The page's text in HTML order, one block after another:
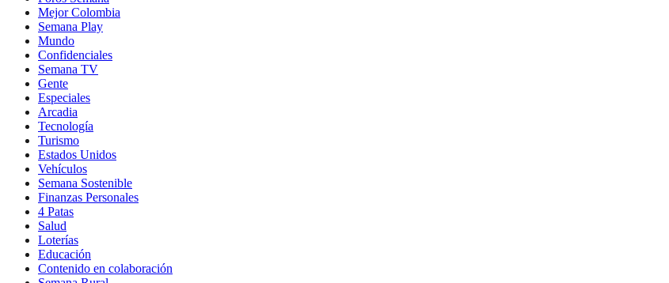
Mejor Colombia
Semana Play
Mundo
Confidenciales
Semana TV
Gente
Especiales
Arcadia
Tecnología
Turismo
Estados Unidos
Vehículos
Semana Sostenible
Finanzas Personales
4 Patas
Salud
Loterías
Educación
Contenido en colaboración